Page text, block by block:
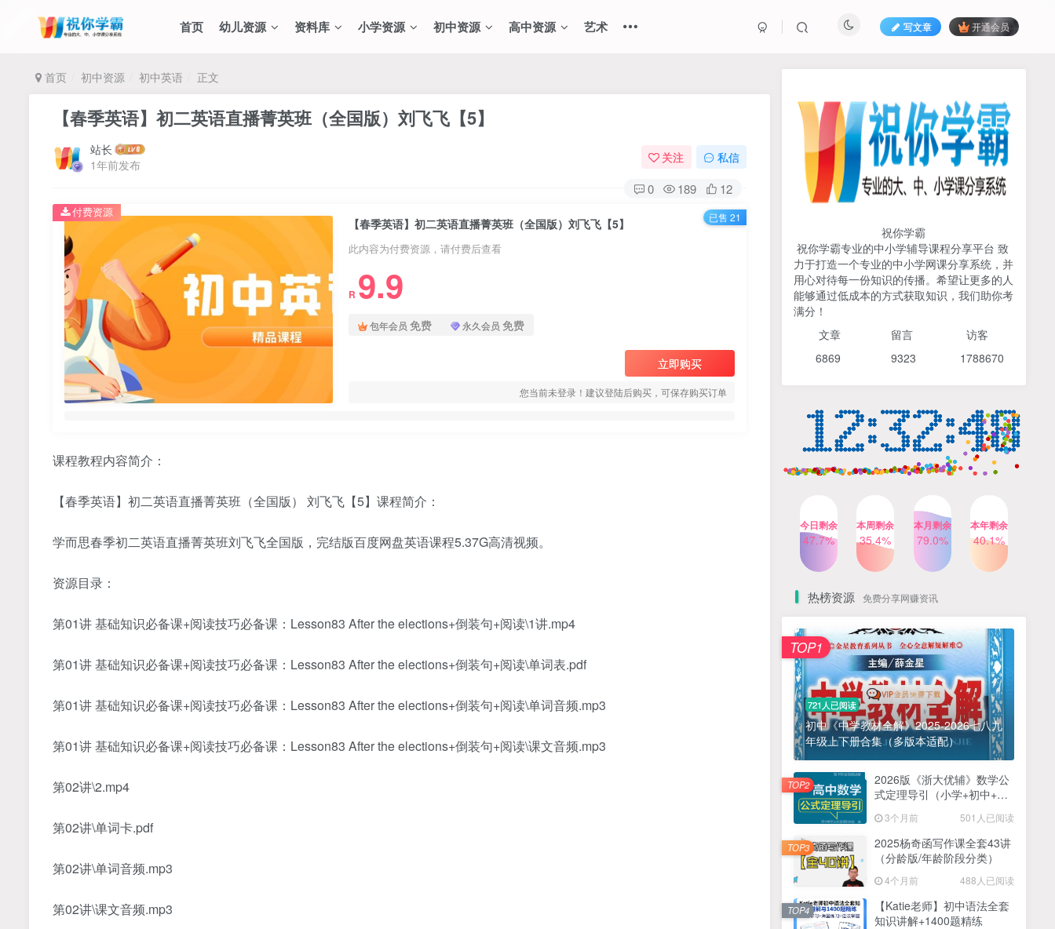
首页 幼儿资源 资料库 小学资源 初中资源 高中资源 艺术 写文章 开通会员
首页 初中资源 初中英语 正文
【春季英语】初二英语直播菁英班（全国版）刘飞飞【5】
站长
1年前发布
关注 私信
0 189 12
【春季英语】初二英语直播菁英班（全国版）刘飞飞【5】
此内容为付费资源，请付费后查看
R 9.9
包年会员 免费 永久会员 免费
立即购买
您当前未登录！建议登陆后购买，可保存购买订单
付费资源 已售 21
课程教程内容简介：
【春季英语】初二英语直播菁英班（全国版） 刘飞飞【5】课程简介：
学而思春季初二英语直播菁英班刘飞飞全国版，完结版百度网盘英语课程5.37G高清视频。
资源目录：
第01讲 基础知识必备课+阅读技巧必备课：Lesson83 After the elections+倒装句+阅读\1讲.mp4
第01讲 基础知识必备课+阅读技巧必备课：Lesson83 After the elections+倒装句+阅读\单词表.pdf
第01讲 基础知识必备课+阅读技巧必备课：Lesson83 After the elections+倒装句+阅读\单词音频.mp3
第01讲 基础知识必备课+阅读技巧必备课：Lesson83 After the elections+倒装句+阅读\课文音频.mp3
第02讲\2.mp4
第02讲\单词卡.pdf
第02讲\单词音频.mp3
第02讲\课文音频.mp3
721人已阅读
初中《中学教材全解》2025-2026七八九
TOP1
2026版《浙大优辅》数学公
式定理导引（小学+初中+高
中全套）PDF
3个月前 501人已阅读
TOP2
（分龄版/年龄阶段分类）
4个月前 488人已阅读
3个月前 420人已阅读
清华帅爸数学思维（抖音）|
小学+初中课程视频合集
TOP5
乐乐课堂小学奥数1-6年级
动画课程715集+配套练习册
高清PDF
6个月前 412人已阅读
祝你学霸
祝你学霸专业的中小学辅导课程分享平台 致
力于打造一个专业的中小学网课分享系统，并
用心对待每一份知识的传播。希望让更多的人
能够通过低成本的方式获取知识，我们助你考
满分！
文章 留言 访客
6869 9323 1788670
今日剩余
47.7%
本周剩余
35.4%
本月剩余
79.0%
本年剩余
40.1%
热榜资源 免费分享网赚资讯
721人已阅读
初中《中学教材全解》2025-2026七八九
年级上下册合集（多版本适配）
TOP1
2026版《浙大优辅》数学公
式定理导引（小学+初中+高
3个月前 501人已阅读
TOP2
2025杨奇函写作课全套43讲
（分龄版/年龄阶段分类）
4个月前 488人已阅读
TOP3
【Katie老师】初中语法全套
知识讲解+1400题精练
TOP4